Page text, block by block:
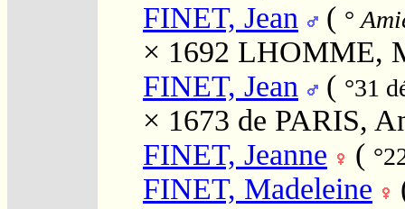
FINET, Jean
( °
× 1692 LHOMME,
FINET, Jean
( °31
× 1673 de PARIS,
FINET, Jeanne
(
FINET, Madeleine